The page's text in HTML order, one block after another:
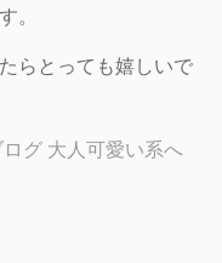
。
らとっても嬉しいで